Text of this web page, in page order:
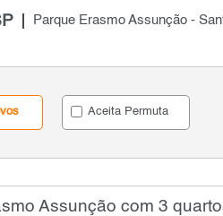
Parque Erasmo Assunção -
Aceita Permuta
Assunção com 3